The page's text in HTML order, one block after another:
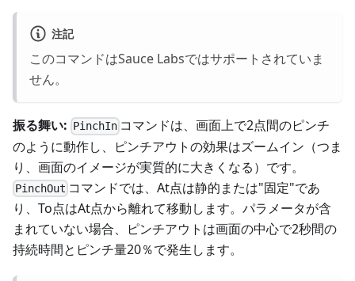
注記
このコマンドはSauce Labsではサポートされていま
せん。
振る舞い: PinchIn コマンドは、画面上で2点間のピンチ
のように動作し、ピンチアウトの効果はズームイン（つま
り、画面のイメージが実質的に大きくなる）です。
PinchOut コマンドでは、At点は静的または"固定"であ
り、To点はAt点から離れて移動します。パラメータが含
まれていない場合、ピンチアウトは画面の中心で2秒間の
持続時間とピンチ量20％で発生します。